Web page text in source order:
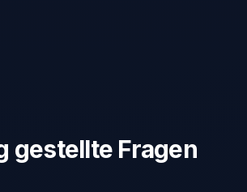
gestellte Fragen